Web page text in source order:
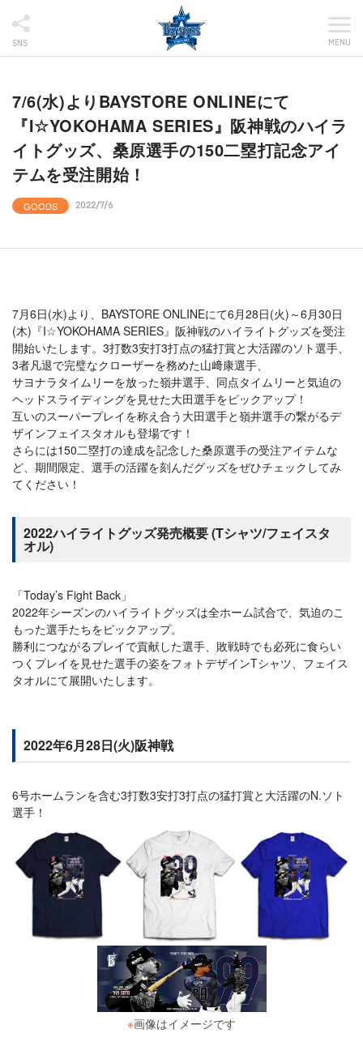
SNS MENU
7/6(水)よりBAYSTORE ONLINEにて
『I☆YOKOHAMA SERIES』阪神戦のハイラ
イトグッズ、桑原選手の150二塁打記念アイ
テムを受注開始！
GOODS 2022/7/6
7月6日(水)より、BAYSTORE ONLINEにて6月28日(火)～6月30日
(木)『I☆YOKOHAMA SERIES』阪神戦のハイライトグッズを受注
開始いたします。3打数3安打3打点の猛打賞と大活躍のソト選手、
3者凡退で完璧なクローザーを務めた山﨑康選手、
サヨナラタイムリーを放った嶺井選手、同点タイムリーと気迫の
ヘッドスライディングを見せた大田選手をピックアップ！
互いのスーパープレイを称え合う大田選手と嶺井選手の繋がるデ
ザインフェイスタオルも登場です！
さらには150二塁打の達成を記念した桑原選手の受注アイテムな
ど、期間限定、選手の活躍を刻んだグッズをぜひチェックしてみ
てください！
2022ハイライトグッズ発売概要 (Tシャツ/フェイスタ
オル)
「Today’s Fight Back」
2022年シーズンのハイライトグッズは全ホーム試合で、気迫のこ
もった選手たちをピックアップ。
勝利につながるプレイで貢献した選手、敗戦時でも必死に食らい
つくプレイを見せた選手の姿をフォトデザインTシャツ、フェイス
タオルにて展開いたします。
2022年6月28日(火)阪神戦
6号ホームランを含む3打数3安打3打点の猛打賞と大活躍のN.ソト
選手！
※画像はイメージです